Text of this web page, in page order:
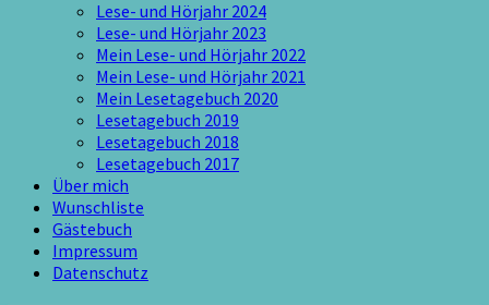
Lese- und Hörjahr 2024
Lese- und Hörjahr 2023
Mein Lese- und Hörjahr 2022
Mein Lese- und Hörjahr 2021
Mein Lesetagebuch 2020
Lesetagebuch 2019
Lesetagebuch 2018
Lesetagebuch 2017
Über mich
Wunschliste
Gästebuch
Impressum
Datenschutz